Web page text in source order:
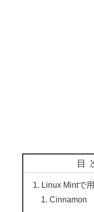
目
Linux Mintで
Cinnamon